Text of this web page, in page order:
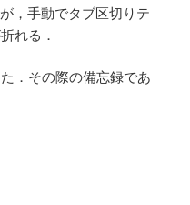
，手動でタブ区切りテ
れる．
．その際の備忘録であ